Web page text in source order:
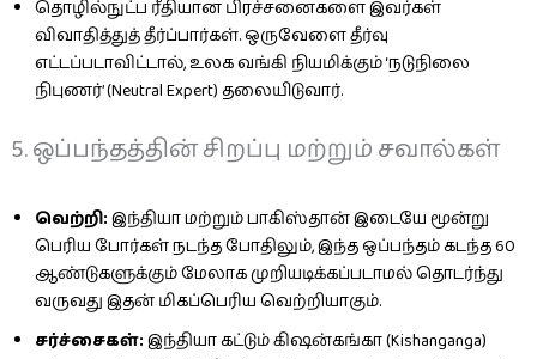
தொழில்நுட்ப ரீதியான பிரச்சனைகளை இவர்கள்
விவாதித்துத் தீர்ப்பார்கள். ஒருவேளை தீர்வு
எட்டப்படாவிட்டால், உலக வங்கி நியமிக்கும் ‘நடுநிலை
நிபுணர்’ (Neutral Expert) தலையிடுவார்.
5. ஒப்பந்தத்தின் சிறப்பு மற்றும் சவால்கள்
வெற்றி:இந்தியா மற்றும் பாகிஸ்தான் இடையே மூன்று
பெரிய போர்கள் நடந்த போதிலும், இந்த ஒப்பந்தம் கடந்த 60
ஆண்டுகளுக்கும் மேலாக முறியடிக்கப்படாமல் தொடர்ந்து
வருவது இதன் மிகப்பெரிய வெற்றியாகும்.
சர்ச்சைகள்:இந்தியா கட்டும் கிஷன்கங்கா (Kishanganga)